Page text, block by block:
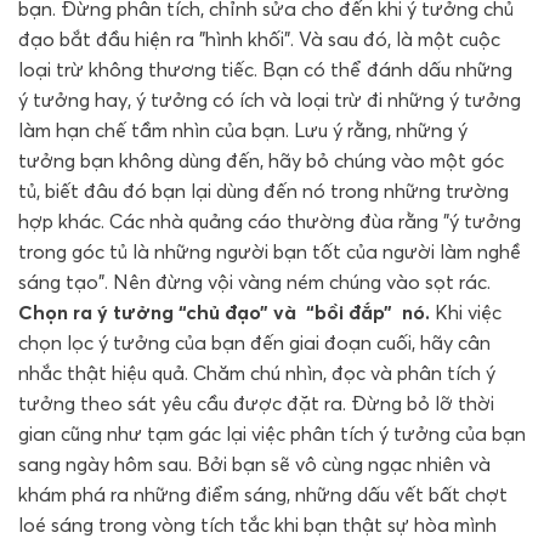
bạn. Đừng phân tích, chỉnh sửa cho đến khi ý tưởng chủ
đạo bắt đầu hiện ra "hình khối". Và sau đó, là một cuộc
loại trừ không thương tiếc. Bạn có thể đánh dấu những
ý tưởng hay, ý tưởng có ích và loại trừ đi những ý tưởng
làm hạn chế tầm nhìn của bạn. Lưu ý rằng, những ý
tưởng bạn không dùng đến, hãy bỏ chúng vào một góc
tủ, biết đâu đó bạn lại dùng đến nó trong những trường
hợp khác. Các nhà quảng cáo thường đùa rằng "ý tưởng
trong góc tủ là những người bạn tốt của người làm nghề
sáng tạo". Nên đừng vội vàng ném chúng vào sọt rác.
Chọn ra ý tưởng “chủ đạo” và “bồi đắp” nó. Khi việc
chọn lọc ý tưởng của bạn đến giai đoạn cuối, hãy cân
nhắc thật hiệu quả. Chăm chú nhìn, đọc và phân tích ý
tưởng theo sát yêu cầu được đặt ra. Đừng bỏ lỡ thời
gian cũng như tạm gác lại việc phân tích ý tưởng của bạn
sang ngày hôm sau. Bởi bạn sẽ vô cùng ngạc nhiên và
khám phá ra những điểm sáng, những dấu vết bất chợt
loé sáng trong vòng tích tắc khi bạn thật sự hòa mình